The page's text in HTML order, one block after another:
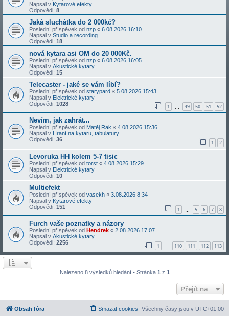
Napsal v Kytarové efekty
Odpovědi: 8
Jaká sluchátka do 2 000kč?
Poslední příspěvek od nzp « 6.08.2026 16:10
Napsal v Studio a recording
Odpovědi: 18
nová kytara asi OM do 20 000Kč.
Poslední příspěvek od nzp « 6.08.2026 16:05
Napsal v Akustické kytary
Odpovědi: 15
Telecaster - jaké se vám líbí?
Poslední příspěvek od starypard « 5.08.2026 15:43
Napsal v Elektrické kytary
Odpovědi: 1028 1 49 50 51 52
Nevím, jak zahrát...
Poslední příspěvek od Matěj Rak « 4.08.2026 15:36
Napsal v Hraní na kytaru, tabulatury
Odpovědi: 36 1 2
Levoruka HH kolem 5-7 tisic
Poslední příspěvek od torst « 4.08.2026 15:29
Napsal v Elektrické kytary
Odpovědi: 10
Multiefekt
Poslední příspěvek od vasekh « 3.08.2026 8:34
Napsal v Kytarové efekty
Odpovědi: 151 1 5 6 7 8
Furch vaše poznatky a názory
Poslední příspěvek od Hendrek « 2.08.2026 17:07
Napsal v Akustické kytary
Odpovědi: 2256 1 110 111 112 113
Nalezeno 8 výsledků hledání • Stránka 1 z 1
Přejít na
Obsah fóra Všechny časy jsou v UTC+01:00
Smazat cookies